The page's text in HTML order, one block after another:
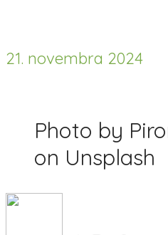
21. novembra 2024
Photo by
on Unsplash